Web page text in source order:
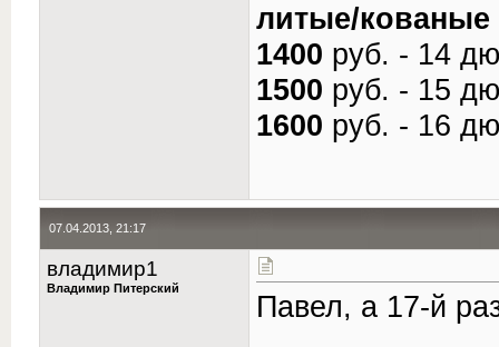
литые/кованые
1400 руб. - 14
1500 руб. - 15
1600 руб. - 16
07.04.2013, 21:17
владимир1
Владимир Питерский
Павел, а 17-й